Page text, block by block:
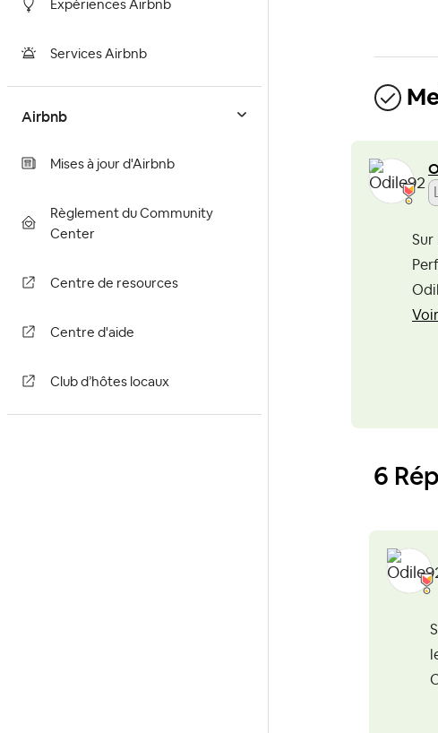
Expériences Airbnb
Services Airbnb
Airbnb
Mises à jour d'Airbnb
Règlement du Community
Center
Centre de resources
Centre d'aide
Club d’hôtes locaux
Sur
6